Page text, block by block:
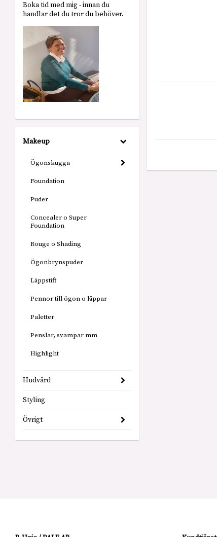
Boka tid med mig - innan du
handlar det du tror du behöver.
Makeup
Ögonskugga
Foundation
Puder
Concealer o Super
Foundation
Rouge o Shading
Ögonbrynspuder
Läppstift
Pennor till ögon o läppar
Paletter
Penslar, svampar mm
Highlight
Hudvård
Styling
Övrigt